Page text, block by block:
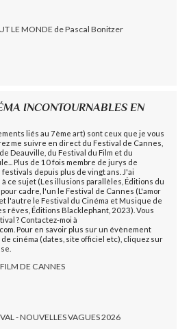
LE MONDE de Pascal Bonitzer
INCONTOURNABLES EN
liés au 7ème art) sont ceux que je vous
me suivre en direct du Festival de Cannes,
Deauville, du Festival du Film et du
Plus de 10 fois membre de jurys de
depuis plus de vingt ans. J'ai
ce sujet (Les illusions parallèles, Éditions du
cadre, l'un le Festival de Cannes (L'amor
l'autre le Festival du Cinéma et Musique de
rêves, Éditions Blacklephant, 2023). Vous
? Contactez-moi à
Pour en savoir plus sur un évènement
cinéma (dates, site officiel etc), cliquez sur
DE CANNES
- NOUVELLES VAGUES 2026